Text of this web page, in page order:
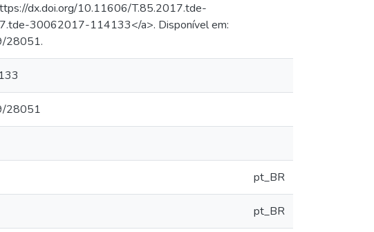
dx.doi.org/10.11606/T.85.2017.tde-
30062017-114133</a>. Disponível em:
28051.
28051
pt_BR
pt_BR